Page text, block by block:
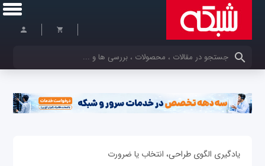
کلمات کلیدی خود را وارد کنید
یادگیری الگوی طراحی، انتخاب یا ضرورت